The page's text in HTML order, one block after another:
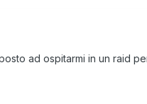
ad ospitarmi in un raid